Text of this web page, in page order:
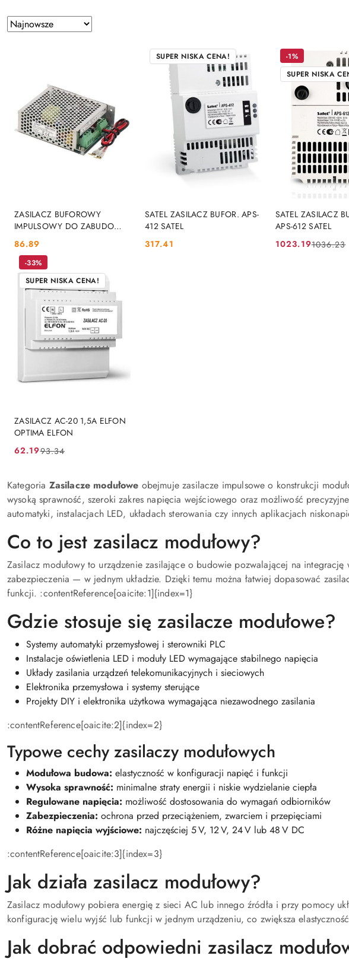
Zastosowano
sortowanie:
Sortuj
według
ZASILACZ BUFOROWY
IMPULSOWY DO ZABUDOWY
PULSAR
Cena:
86.89
DO KOSZYKA
SATEL ZASILACZ BUFOR. APS-
412 SATEL
Cena:
317.41
SUPER NISKA CENA!
DO KOSZYKA
SATEL ZASILACZ
APS-612 SATEL
Cena
1023.19
Cena
1036.23
-1%
SUPER NISKA
DO
ZASILACZ AC-20 1,5A ELFON
OPTIMA ELFON
Cena
62.19
Cena
promocją:
93.34
-33%
SUPER NISKA CENA!
Kategoria Zasilacze modułowe obejmuje zasilacze impulsowe o konstrukcji
wysoką sprawność, szeroki zakres napięcia wejściowego oraz możliwość
automatyki, instalacjach LED, układach sterowania czy innych aplikacjach
Co to jest zasilacz modułowy?
Zasilacz modułowy to urządzenie zasilające o budowie pozwalającej na
zabezpieczenia — w jednym układzie. Dzięki temu można łatwiej dopasować
funkcji. :contentReference[oaicite:1]{index=1}
Gdzie stosuje się zasilacze modułowe?
Systemy automatyki przemysłowej i sterowniki PLC
Instalacje oświetlenia LED i moduły LED wymagające stabilnego napięcia
Układy zasilania urządzeń telekomunikacyjnych i sieciowych
Elektronika przemysłowa i systemy sterujące
Projekty DIY i elektronika użytkowa wymagająca niezawodnego zasilania
:contentReference[oaicite:2]{index=2}
Typowe cechy zasilaczy modułowych
Modułowa budowa: elastyczność w konfiguracji napięć i funkcji
Wysoka sprawność: minimalne straty energii i niskie wydzielanie ciepła
Regulowane napięcia: możliwość dostosowania do wymagań odbiorników
Zabezpieczenia: ochrona przed przeciążeniem, zwarciem i przepięciami
Różne napięcia wyjściowe: najczęściej 5 V, 12 V, 24 V lub 48 V DC
:contentReference[oaicite:3]{index=3}
Jak działa zasilacz modułowy?
Zasilacz modułowy pobiera energię z sieci AC lub innego źródła i przy pomocy
konfigurację wielu wyjść lub funkcji w jednym urządzeniu, co zwiększa
Jak dobrać odpowiedni zasilacz